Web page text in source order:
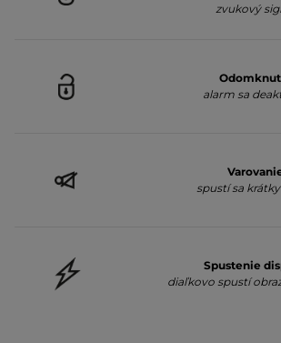
zvukový
alarm sa
spustí sa
Spustenie
diaľkovo spustí